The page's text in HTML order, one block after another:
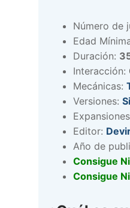
Número de
Edad
Duración:
Interacción:
Mecánicas:
Versiones: Si
Editor:
Año de
Consigue
Consigue